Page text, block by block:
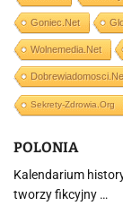
Goniec.net
Wolnemedia.net
Sekrety-Zdrowia.org
POLONIA
Kalendarium
tworzy fikcyjny …